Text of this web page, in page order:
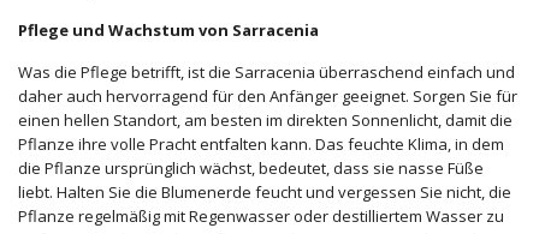
Pflege und Wachstum von Sarracenia
Was die Pflege betrifft, ist die Sarracenia überraschend einfach und
daher auch hervorragend für den Anfänger geeignet. Sorgen Sie für
einen hellen Standort, am besten im direkten Sonnenlicht, damit die
Pflanze ihre volle Pracht entfalten kann. Das feuchte Klima, in dem
die Pflanze ursprünglich wächst, bedeutet, dass sie nasse Füße
liebt. Halten Sie die Blumenerde feucht und vergessen Sie nicht, die
Pflanze regelmäßig mit Regenwasser oder destilliertem Wasser zu